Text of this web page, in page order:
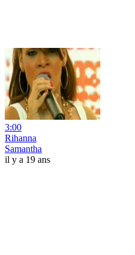
3:00
Rihanna
Samantha
il y a 19 ans